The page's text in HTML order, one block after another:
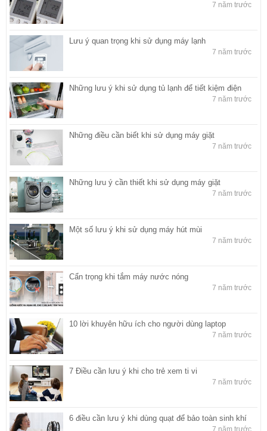
7 năm trước
Lưu ý quan trọng khi sử dụng máy lạnh
7 năm trước
Những lưu ý khi sử dụng tủ lạnh để tiết kiệm điện
7 năm trước
Những điều cần biết khi sử dụng máy giặt
7 năm trước
Những lưu ý cần thiết khi sử dụng máy giặt
7 năm trước
Một số lưu ý khi sử dụng máy hút mùi
7 năm trước
Cẩn trọng khi tắm máy nước nóng
7 năm trước
10 lời khuyên hữu ích cho người dùng laptop
7 năm trước
7 Điều cần lưu ý khi cho trẻ xem ti vi
7 năm trước
6 điều cần lưu ý khi dùng quạt để bảo toàn sinh khí